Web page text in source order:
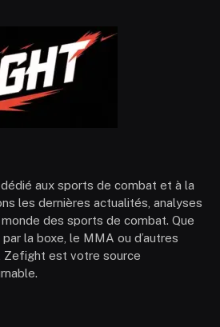
aux sports de combat et à la
les dernières actualités, analyses
des sports de combat. Que
la boxe, le MMA ou d’autres
Zefight est votre source